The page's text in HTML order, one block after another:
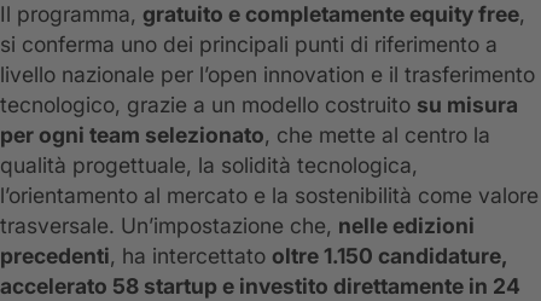
Il programma, gratuito e completamente equity free,
si conferma uno dei principali punti di riferimento a
livello nazionale per l’open innovation e il trasferimento
tecnologico, grazie a un modello costruito su misura
per ogni team selezionato, che mette al centro la
qualità progettuale, la solidità tecnologica,
l’orientamento al mercato e la sostenibilità come valore
trasversale. Un’impostazione che, nelle edizioni
precedenti, ha intercettato oltre 1.150 candidature,
accelerato 58 startup e investito direttamente in 24